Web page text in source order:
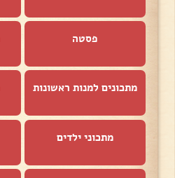
פסטה
מתכונים למנות ראשונות
מתכוני ילדים